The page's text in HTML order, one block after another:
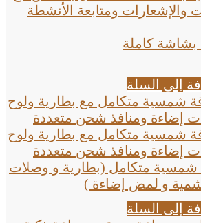
بشاشة كاملة
إلى السلة
سيستم طاقة شمسية متكامل (بطارية و وصلات
شمية و لمض إضاءة )
إلى السلة